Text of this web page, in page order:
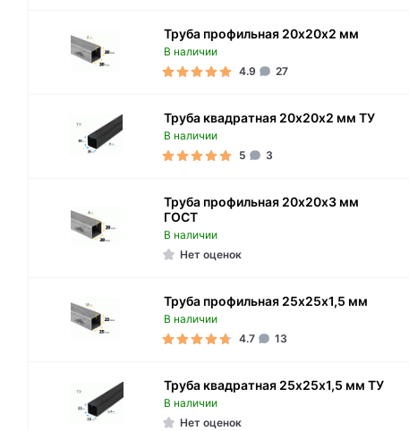
Труба профильная 20х20х2 мм
В наличии
4.9
27
Труба квадратная 20х20х2 мм ТУ
В наличии
5
3
Труба профильная 20х20х3 мм
ГОСТ
В наличии
Нет оценок
Труба профильная 25х25х1,5 мм
В наличии
4.7
13
Труба квадратная 25х25х1,5 мм ТУ
В наличии
Нет оценок